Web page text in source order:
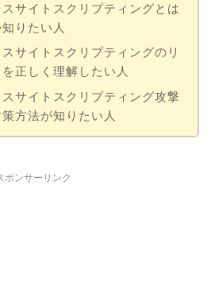
スサイトスクリプティングとは
りたい人
スサイトスクリプティングのリ
を正しく理解したい人
スサイトスクリプティング攻撃
方法が知りたい人
ポンサーリンク